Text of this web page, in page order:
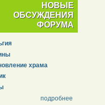
НОВЫЕ
ОБСУЖДЕНИЯ
ФОРУМА
храма
подробнее